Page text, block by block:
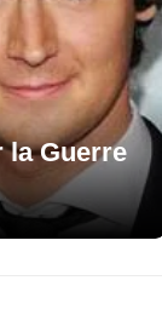
la Guerre